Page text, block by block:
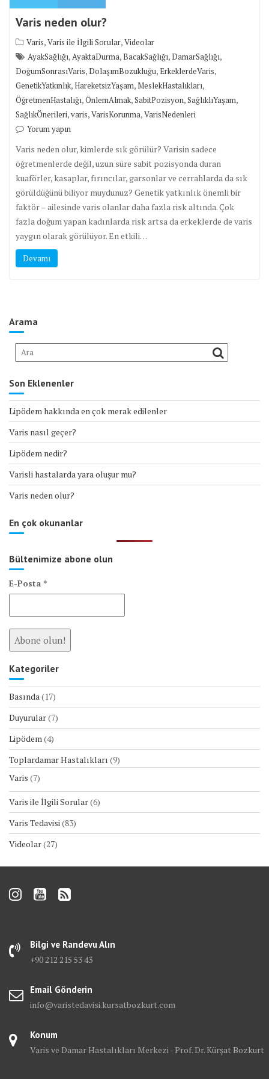
Varis neden olur?
Varis,Varis ile İlgili Sorular,Videolar
AyakSağlığı,AyaktaDurma,BacakSağlığı,DamarSağlığı,
DoğumSonrasıVaris,DolaşımBozukluğu,ErkeklerdeVaris,
GenetikYatkınlık,HareketsizYaşam,MeslekHastalıkları,
ÖğretmenHastalığı,ÖnlemAlmak,SabitPozisyon,SağlıklıYaşam,
SağlıkÖnerileri,varis,VarisKorunma,VarisNedenleri
Yorum yapın
Varis neden olur, kimlerde sık görülür? Varisin sadece
öğretmenlerde değil, uzun süre sabit pozisyonda duran
kuaförler, kasaplar, fırıncılar, garsonlar ve cerrahlarda da sık
görüldüğünü biliyor muydunuz? Genetik yatkınlık önemli bir
faktör – ailesinde varis olanlar daha fazla risk altında. Çok
fazla doğum yapan kadınlarda risk artsa da erkeklerde de varis
yaygın olarak görülüyor. En etkili…
Devamı
Arama
Son Eklenenler
Lipödem hakkında en çok merak edilenler
Varis nasıl geçer?
Lipödem nedir?
Varisli hastalarda yara oluşur mu?
Varis neden olur?
En çok okunanlar
Bültenimize abone olun
E-Posta *
Kategoriler
Basında(17)
Duyurular(7)
Lipödem(4)
Toplardamar Hastalıkları (9)
Varis (7)
Varis ile İlgili Sorular(6)
Varis Tedavisi(83)
Videolar(27)
Bilgi ve Randevu Alın
+90 212 215 53 43
Email Gönderin
info@varistedavisi.kursatbozkurt.com
Konum
Varis ve Damar Hastalıkları Merkezi - Prof. Dr. Kürşat Bozkurt